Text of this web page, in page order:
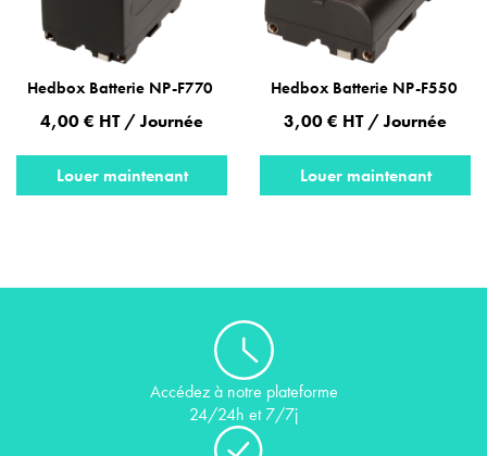
Hedbox Batterie NP-F770
4,00 € HT / Journée
Louer maintenant
Hedbox Batterie NP-F550
3,00 € HT / Journée
Louer maintenant
Accédez à notre plateforme
24/24h et 7/7j